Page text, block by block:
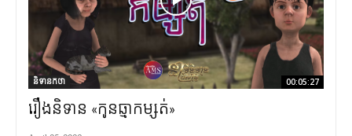
និទានកថា 00:05:27
រឿងនិទាន «កូនឆ្មាកម្សត់»